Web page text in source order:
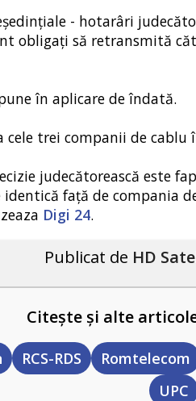
- hotarâri
obligaţi să retransmită
în aplicare de îndată.
cele trei companii de
judecătorească este
faţă de compania
Digi 24.
Publicat de HD
Citește și alte
RCS-RDS Romtelecom
UPC